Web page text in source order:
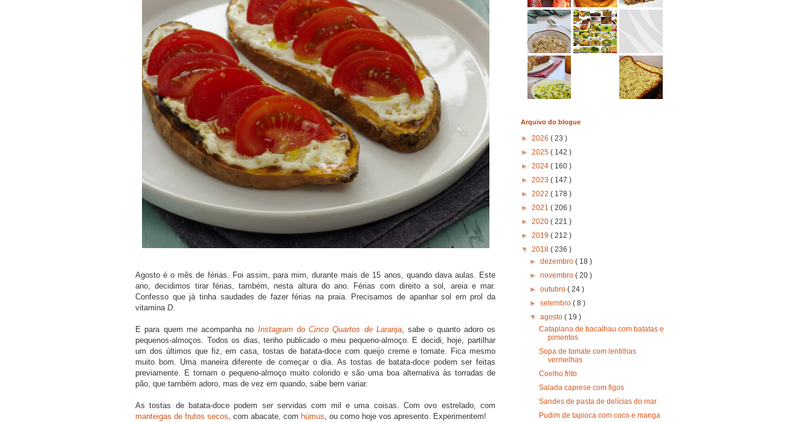
Agosto é o mês de férias. Foi assim, para mim, durante mais de 15 anos, quando dava aulas. Este
ano, decidimos tirar férias, também, nesta altura do ano. Férias com direito a sol, areia e mar.
Confesso que já tinha saudades de fazer férias na praia. Precisamos de apanhar sol em prol da
vitamina D.
E para quem me acompanha no Instagramdo Cinco Quartos de Laranja, sabe o quanto adoro os
pequenos-almoços. Todos os dias, tenho publicado o meu pequeno-almoço. E decidi, hoje, partilhar
um dos últimos que fiz, em casa, tostas de batata-doce com queijo creme e tomate. Fica mesmo
muito bom. Uma maneira diferente de começar o dia. As tostas de batata-doce podem ser feitas
previamente. E tornam o pequeno-almoço muito colorido e são uma boa alternativa às torradas de
pão, que também adoro, mas de vez em quando, sabe bem variar.
As tostas de batata-doce podem ser servidas com mil e uma coisas. Com ovo estrelado, com
manteigas de frutos secos, com abacate, com húmus, ou como hoje vos apresento. Experimentem!
Arquivo do blogue
► 2026 ( 23 )
► 2025 ( 142 )
► 2024 ( 160 )
► 2023 ( 147 )
► 2022 ( 178 )
► 2021 ( 206 )
► 2020 ( 221 )
► 2019 ( 212 )
▼ 2018 ( 236 )
►dezembro( 18 )
►novembro( 20 )
►outubro( 24 )
►setembro( 8 )
▼agosto( 19 )
Cataplana de bacalhau com batatas e
pimentos
Sopa de tomate com lentilhas
vermelhas
Coelho frito
Salada caprese com figos
Sandes de pasta de delícias do mar
Pudim de tapioca com coco e manga